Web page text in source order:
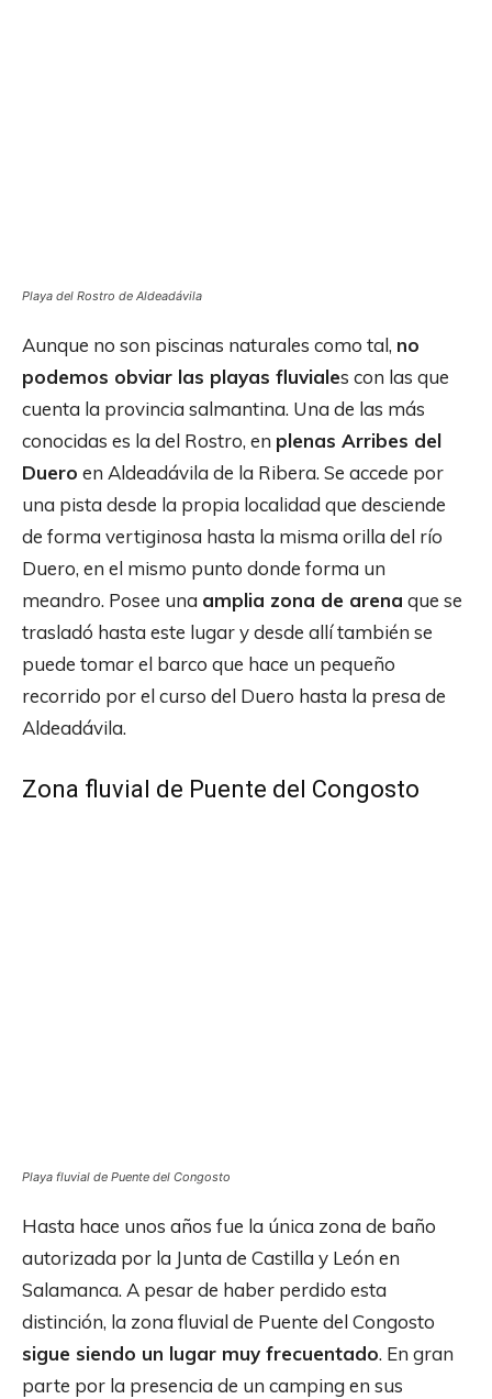
Playa del Rostro de Aldeadávila
Aunque no son piscinas naturales como tal, no
podemos obviar las playas fluviales con las que
cuenta la provincia salmantina. Una de las más
conocidas es la del Rostro, en plenas Arribes del
Duero en Aldeadávila de la Ribera. Se accede por
una pista desde la propia localidad que desciende
de forma vertiginosa hasta la misma orilla del río
Duero, en el mismo punto donde forma un
meandro. Posee una amplia zona de arena que se
trasladó hasta este lugar y desde allí también se
puede tomar el barco que hace un pequeño
recorrido por el curso del Duero hasta la presa de
Aldeadávila.
Zona fluvial de Puente del Congosto
Playa fluvial de Puente del Congosto
Hasta hace unos años fue la única zona de baño
autorizada por la Junta de Castilla y León en
Salamanca. A pesar de haber perdido esta
distinción, la zona fluvial de Puente del Congosto
sigue siendo un lugar muy frecuentado. En gran
parte por la presencia de un camping en sus